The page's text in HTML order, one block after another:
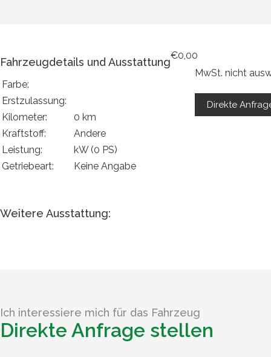
Fahrzeugdetails und Ausstattung
Farbe:
Erstzulassung:
Kilometer:
0 km
Kraftstoff:
Andere
Leistung:
kW (0 PS)
Getriebeart:
Keine Angabe
€0,00
MwSt. nicht
Direkte
Weitere Ausstattung:
Ich interessiere mich für das Fahrzeug
Direkte Anfrage stellen